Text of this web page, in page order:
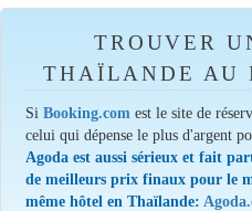
TROUVER
THAÏLANDE AU
SiBooking.com est le site de
celui qui dépense le plus d'argent
Agoda est aussi sérieux et fait
de meilleurs prix finaux pour le
même hôtel en Thaïlande: